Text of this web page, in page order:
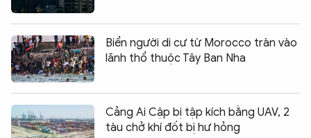
Biển người di cư từ Morocco tràn vào
lãnh thổ thuộc Tây Ban Nha
Cảng Ai Cập bị tập kích bằng UAV, 2
tàu chở khí đốt bị hư hỏng